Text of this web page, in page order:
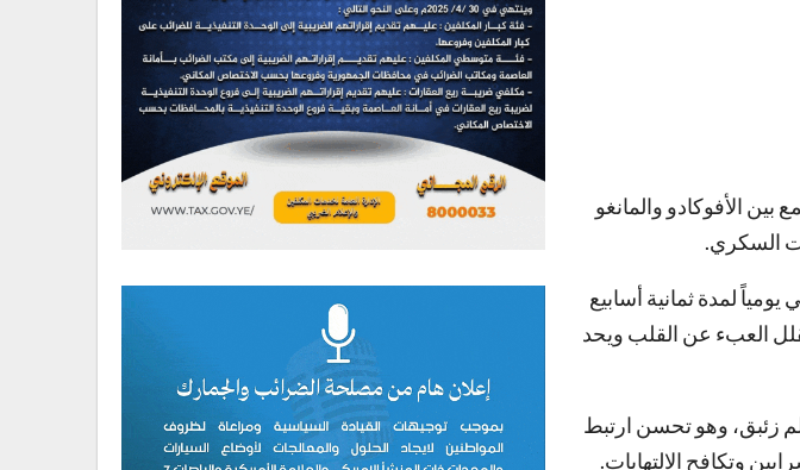
الأفوكادو والمانغو
السكري.
الغذائي يومياً لمدة ثمانية أسابيع
العبء عن القلب ويحد
انخفاضاً واضحاً في ضغط الدم الانبساطي لدى الرجال بمقدار 1.9 ملم زئبق، وهو تحسن ارتبط